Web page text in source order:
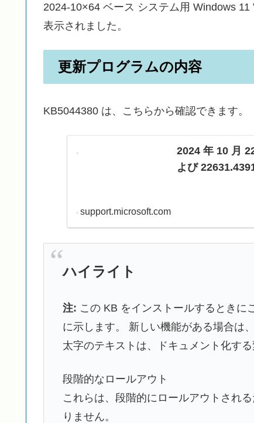
2024-10×64 ベース システム用 Windows
表示されました。
更新プログラムの内容
KB5044380 は、こちらから確認できます。
2024 年 10 月
よび
support.microsoft.com
ハイライト
注: この KB をインストールするときに
に示します。 新しい機能がある場合は
太字のテキストは、ドキュメント化す
段階的なロールアウト
これらは、段階的にロールアウトされ
りません。